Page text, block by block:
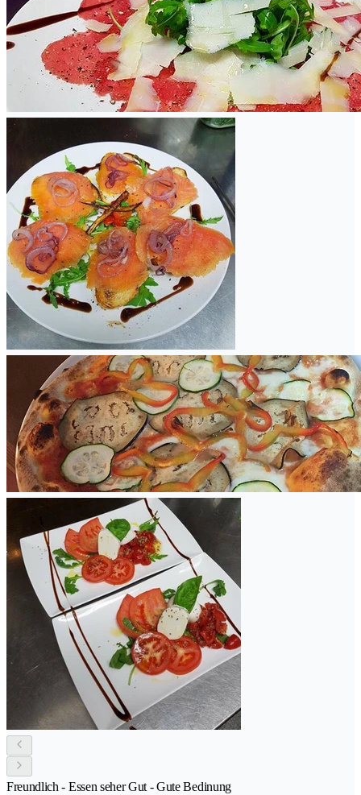
Freundlich - Essen seher Gut - Gute Bedinung